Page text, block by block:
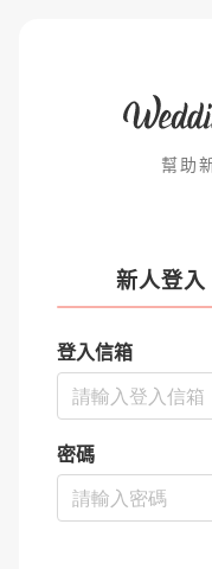
幫助
新人登入
登入信箱
密碼